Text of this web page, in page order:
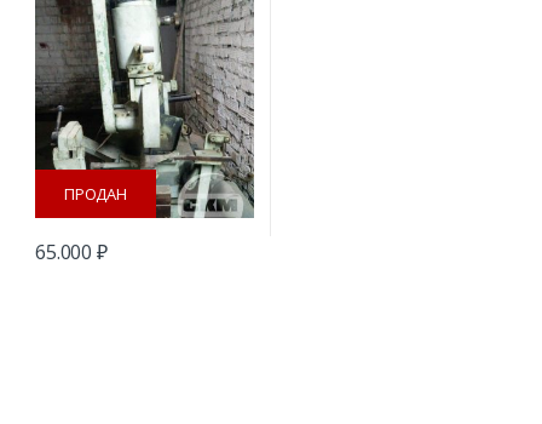
ПРОДАН
65.000₽